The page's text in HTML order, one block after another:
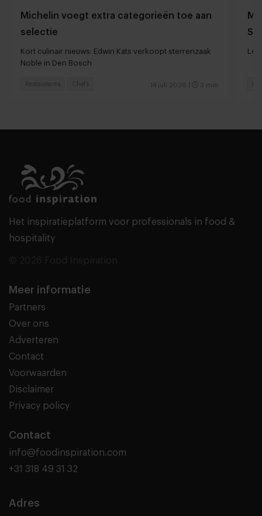
Michelin voegt extra categorieën toe aan
selectie
Kort culinair nieuws: Edwin Kats verkoopt sterrenzaak
Noble in Den Bosch
14 juli 2026 3 min
Restaurants Chefs
Het inspiratieplatform voor professionals in food &
hospitality
Meer informatie
Partners
Over ons
Adverteren
Contact
Voorwaarden
Disclaimer
Privacy policy
Contact
info@foodinspiration.com
+31 318 49 31 32
Adres